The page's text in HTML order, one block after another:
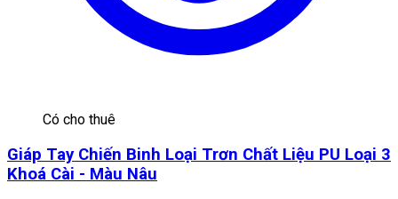
Có cho thuê
Giáp Tay Chiến Binh Loại Trơn Chất Liệu PU Loại 3
Khoá Cài - Màu Nâu